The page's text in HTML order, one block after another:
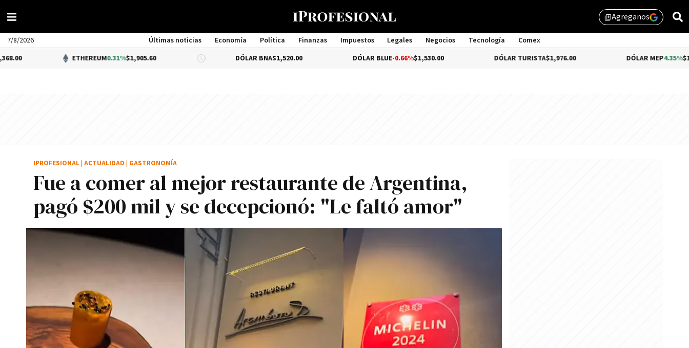
library_addAgreganos
7/8/2026 Últimas noticias Economía Política Finanzas Impuestos Legales Negocios Tecnología
Comex
Management
ETHEREUM 0.31%$1,905.60 DÓLAR BNA$1,520.00 DÓLAR BLUE-0.66%$1,530.00 DÓLAR TURISTA$1,976.00 DÓLAR MEP4.35%$1,579.46
Fue a comer al mejor restaurante de Argentina,
pagó $200 mil y se decepcionó: "Le faltó amor"
IPROFESIONAL ACTUALIDAD GASTRONOMÍA